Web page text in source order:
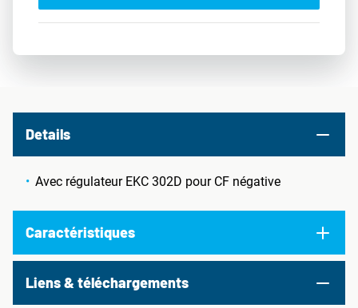
Details
Avec régulateur EKC 302D pour CF négative
Caractéristiques
Liens & téléchargements